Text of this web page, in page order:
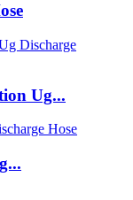
Ug...